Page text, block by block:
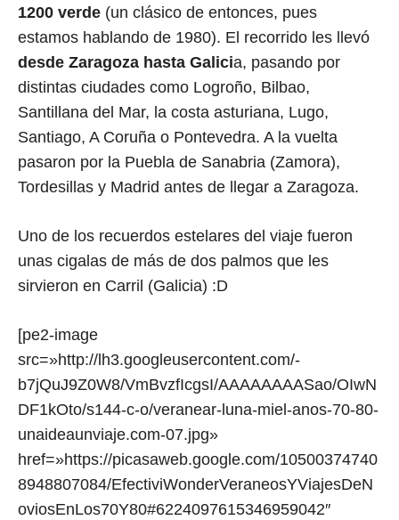
1200 verde (un clásico de entonces, pues
estamos hablando de 1980). El recorrido les llevó
desde Zaragoza hasta Galicia, pasando por
distintas ciudades como Logroño, Bilbao,
Santillana del Mar, la costa asturiana, Lugo,
Santiago, A Coruña o Pontevedra. A la vuelta
pasaron por la Puebla de Sanabria (Zamora),
Tordesillas y Madrid antes de llegar a Zaragoza.
Uno de los recuerdos estelares del viaje fueron
unas cigalas de más de dos palmos que les
sirvieron en Carril (Galicia) :D
[pe2-image
src=»http://lh3.googleusercontent.com/-
b7jQuJ9Z0W8/VmBvzfIcgsI/AAAAAAAASao/OIwN
DF1kOto/s144-c-o/veranear-luna-miel-anos-70-80-
unaideaunviaje.com-07.jpg»
href=»https://picasaweb.google.com/10500374740
8948807084/EfectiviWonderVeraneosYViajesDeN
oviosEnLos70Y80#6224097615346959042″